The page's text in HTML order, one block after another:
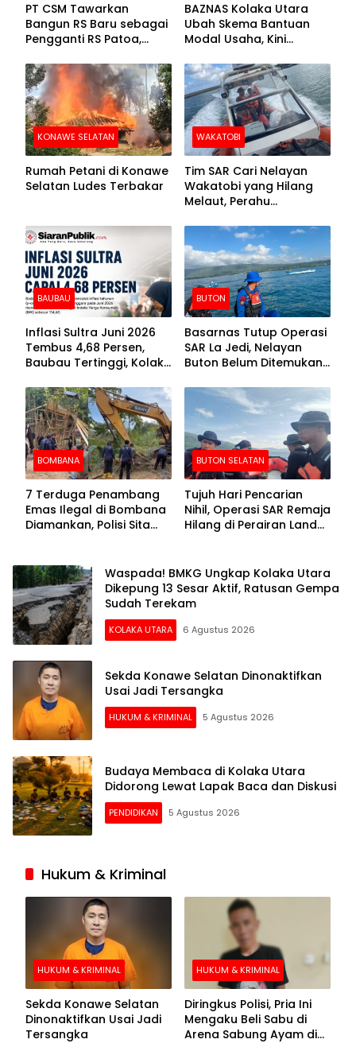
PT CSM Tawarkan
Bangun RS Baru sebagai
Pengganti RS Patoa,
Kolut
BAZNAS Kolaka Utara
Ubah Skema Bantuan
Modal Usaha, Kini
Barang Senilai Rp419,5
Juta
KONAWE SELATAN
Rumah Petani di Konawe
Selatan Ludes Terbakar
WAKATOBI
Tim SAR Cari Nelayan
Wakatobi yang Hilang
Melaut, Perahu
Kemasukan Air
BAUBAU
Inflasi Sultra Juni 2026
Tembus 4,68 Persen,
Baubau Tertinggi, Kolaka
BUTON
Basarnas Tutup Operasi
SAR La Jedi, Nelayan
Buton Belum Ditemukan
BOMBANA
7 Terduga Penambang
Emas Ilegal di Bombana
Diamankan, Polisi Sita
BUTON SELATAN
Tujuh Hari Pencarian
Nihil, Operasi SAR Remaja
Hilang di Perairan Lande
Waspada! BMKG Ungkap Kolaka Utara
Dikepung 13 Sesar Aktif, Ratusan Gempa
Sudah Terekam
KOLAKA UTARA 6 Agustus 2026
Sekda Konawe Selatan Dinonaktifkan
Usai Jadi Tersangka
HUKUM & KRIMINAL 5 Agustus 2026
Budaya Membaca di Kolaka Utara
Didorong Lewat Lapak Baca dan Diskusi
PENDIDIKAN 5 Agustus 2026
Hukum & Kriminal
HUKUM & KRIMINAL
Sekda Konawe Selatan
Dinonaktifkan Usai Jadi
Tersangka
HUKUM & KRIMINAL
Diringkus Polisi, Pria Ini
Mengaku Beli Sabu di
Arena Sabung Ayam di